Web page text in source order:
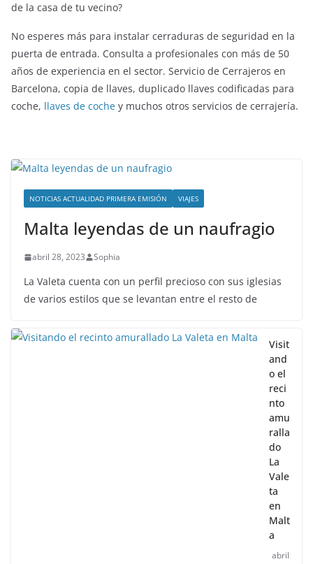
de la casa de tu vecino?
No esperes más para instalar cerraduras de seguridad en la
puerta de entrada. Consulta a profesionales con más de 50
años de experiencia en el sector. Servicio de Cerrajeros en
Barcelona, copia de llaves, duplicado llaves codificadas para
coche, llaves de coche y muchos otros servicios de cerrajería.
NOTICIAS ACTUALIDAD PRIMERA EMISIÓN VIAJES
Malta leyendas de un naufragio
abril 28, 2023 Sophia
La Valeta cuenta con un perfil precioso con sus iglesias
de varios estilos que se levantan entre el resto de
Visit
and
o el
reci
nto
amu
ralla
do
La
Vale
ta
en
Malt
a
abril